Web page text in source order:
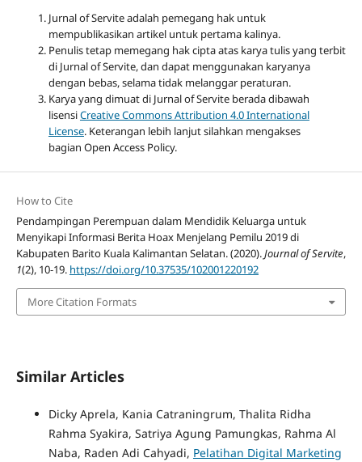
Jurnal of Servite adalah pemegang hak untuk
mempublikasikan artikel untuk pertama kalinya.
Penulis tetap memegang hak cipta atas karya tulis yang terbit
di Jurnal of Servite, dan dapat menggunakan karyanya
dengan bebas, selama tidak melanggar peraturan.
Karya yang dimuat di Jurnal of Servite berada dibawah
lisensiCreative Commons Attribution 4.0 International
License. Keterangan lebih lanjut silahkan mengakses
bagian Open Access Policy.
How to Cite
Pendampingan Perempuan dalam Mendidik Keluarga untuk
Menyikapi Informasi Berita Hoax Menjelang Pemilu 2019 di
Kabupaten Barito Kuala Kalimantan Selatan. (2020).Journal of Servite,
1(2), 10-19. https://doi.org/10.37535/102001220192
More Citation Formats
Similar Articles
Dicky Aprela, Kania Catraningrum, Thalita Ridha
Rahma Syakira, Satriya Agung Pamungkas, Rahma Al
Naba, Raden Adi Cahyadi, Pelatihan Digital Marketing